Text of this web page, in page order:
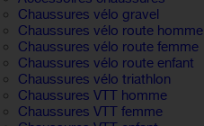
Chaussures vélo gravel
Chaussures vélo route homme
Chaussures vélo route femme
Chaussures vélo route enfant
Chaussures vélo triathlon
Chaussures VTT homme
Chaussures VTT femme